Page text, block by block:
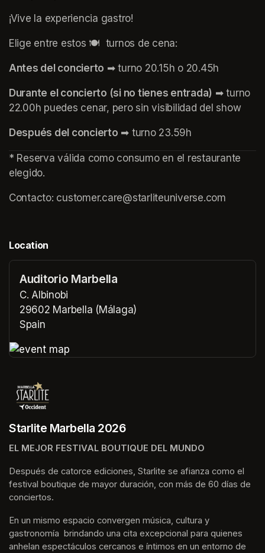
¡Vive la experiencia gastro!
Elige entre estos 🍽️  turnos de cena:
Antes del concierto ➡ turno 20.15h o 20.45h
Durante el concierto (si no tienes entrada) ➡ turno
22.00h puedes cenar, pero sin visibilidad del show
Después del concierto ➡ turno 23.59h
* Reserva válida como consumo en el restaurante
elegido.
Contacto: customer.care@starliteuniverse.com
Location
Auditorio Marbella
C. Albinobi
29602 Marbella (Málaga)
Spain
Starlite Marbella 2026
EL MEJOR FESTIVAL BOUTIQUE DEL MUNDO
Después de catorce ediciones, Starlite se afianza como el
festival boutique de mayor duración, con más de 60 días de
conciertos.
En un mismo espacio convergen música, cultura y
gastronomía  brindando una cita excepcional para quienes
anhelan espectáculos cercanos e íntimos en un entorno de